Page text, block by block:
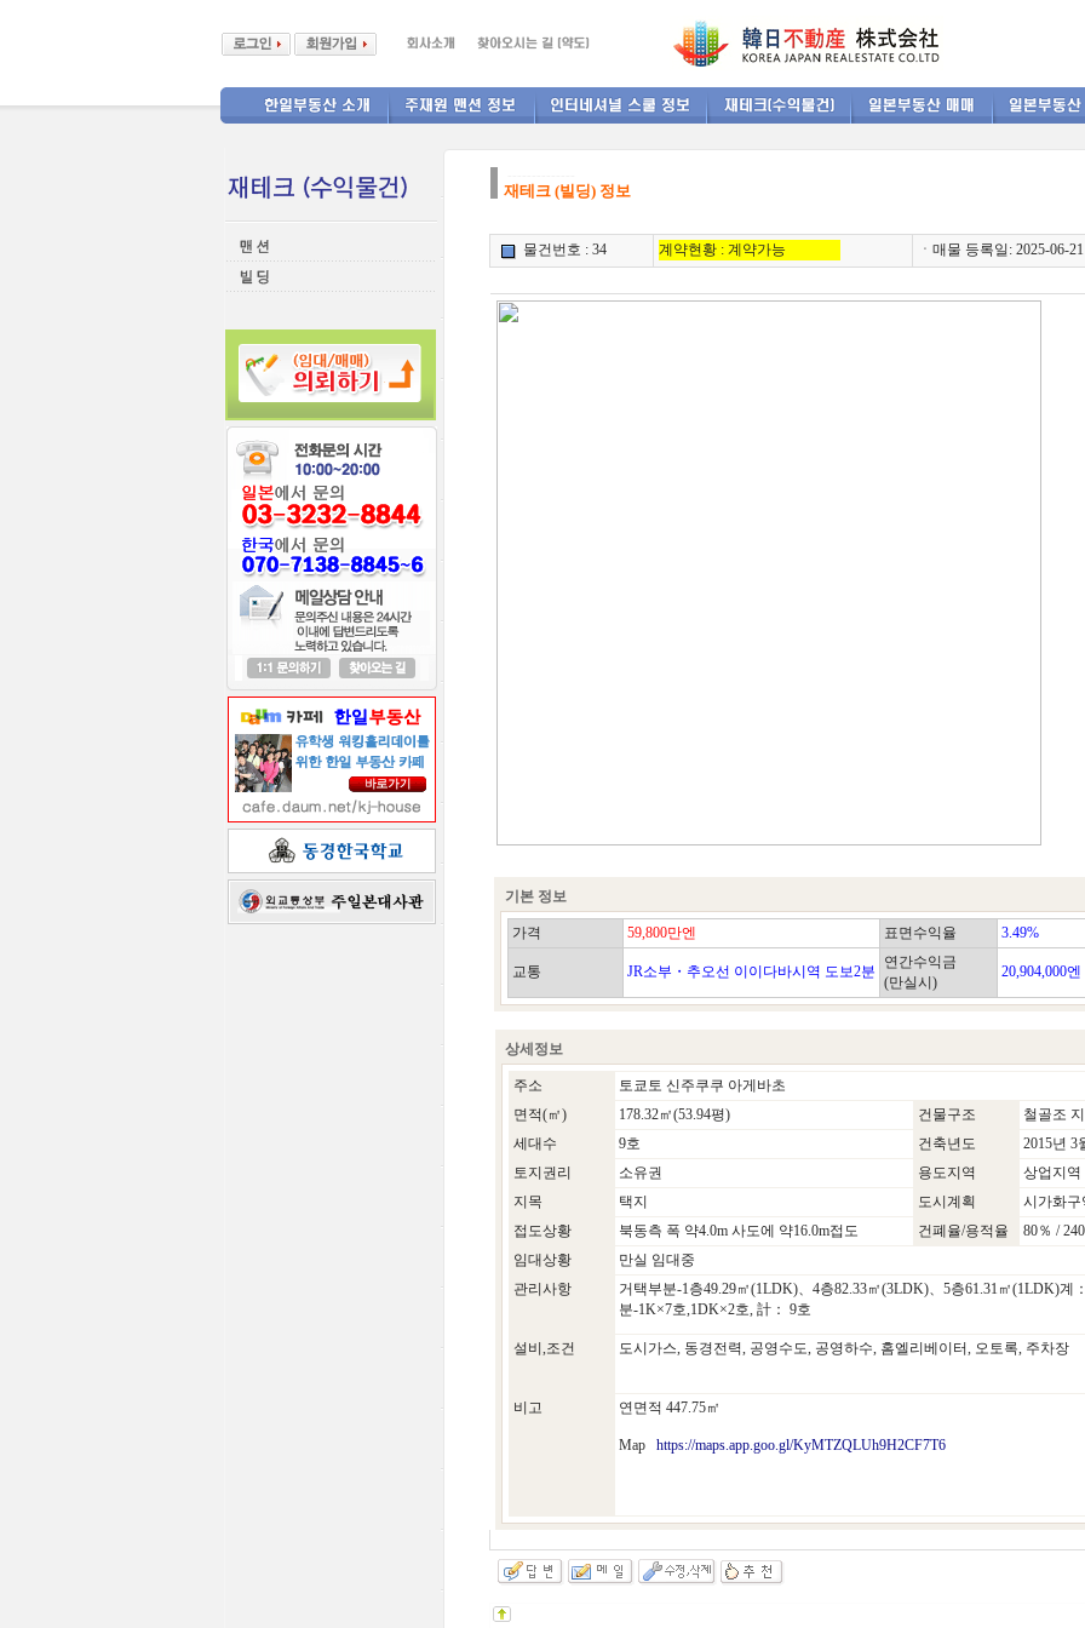
재테크 (빌딩) 정보
물건번호 : 34 계약현황 : 계약가능 ㆍ매물 등록일: 2025-06-
기본 정보
가격 59,800만엔 표면수익율 3.49%
교통 JR소부・추오선 이이다바시역 도보2분
연간수익금
(만실시)
20,904,000엔
상세정보
주소
토쿄토 신주쿠쿠 아게바초
면적(㎡)
178.32㎡(53.94평) 건물구조
철골조
세대수
9호 건축년도
2015년 3
토지권리
소유권 용도지역
상업지역
지목
택지 도시계획
시가화구
접도상황
북동측 폭 약4.0m 사도에 약16.0m접도 건폐율/용적율
80％ /
임대상황
만실 임대중
관리사항
거택부분-1층49.29㎡(1LDK)、4층82.33㎡(3LDK)、5층
분-1K×7호,1DK×2호, 計： 9호
설비,조건 도시가스, 동경전력, 공영수도, 공영하수, 홈엘리베이터, 오토록, 주차장
비고 연면적 447.75㎡
Map https://maps.app.goo.gl/KyMTZQLUh9H2CF7T6